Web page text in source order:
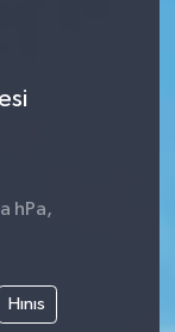
hPa,
Hınıs